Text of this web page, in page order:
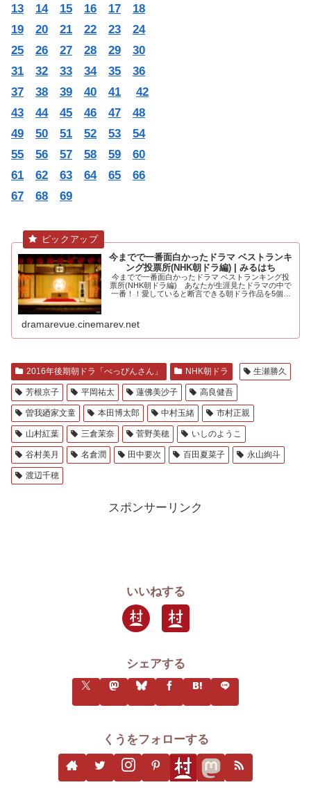
13
14 15 16 17
18
19
20 21 22 23
24
25
26 27 28 29
30
31
32 33 34 35
36
37
38 39 40 41
42
43
44 45 46 47
48
49
50 51 52 53
54
55
56 57 58 59
60
61
62 63 64 65
66
67
68 69
今までで一番面白かったドラマ ベストランキ
ング投票所(NHK朝ドラ編) | みるはち
今までで一番面白かったドラマ ベストランキング投
票所(NHK朝ドラ編) あなたが生涯見たドラマの中で
一番！！愛していると断言できる朝ドラ作品を5個選
dramarevue.cinemarev.net
2016年後期朝ドラ「べっぴんさん」 NHK朝ドラ 生瀬勝久
芳根京子 平岡祐太 蓮佛美沙子 高良健吾
曽我廼家文童 本田博太郎 中村玉緒 市村正親
山村紅葉 三倉茉奈 菅野美穂 いしのようこ
谷村美月 名倉潤 田中要次 百田夏菜子 永山絢斗
渡辺千穂
スポンサーリンク
いいねする
シェアする
くうをフォローする